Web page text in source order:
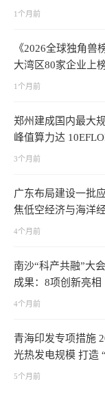
1个月前
《2026全球独角兽
大湾区80家企业上
1个月前
郑州建成国内最大
峰值算力达
3个月前
广东布局建设一批
焦低空经济与海洋
4个月前
南沙“科产共融”大
成果：8项创新亮相
4个月前
青海印发专项措施
光热发电规模 打造
5个月前